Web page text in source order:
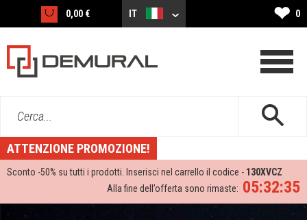
0,00 € IT ❤ 0
Cerca...
ATTENZIONE PROMOZIONE!
Sconto -50% su tutti i prodotti. Inserisci nel carrello il codice - 130XVCZ
05:32:35
Alla fine dell’offerta sono rimaste: